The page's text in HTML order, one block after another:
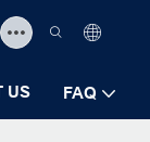
US FAQ